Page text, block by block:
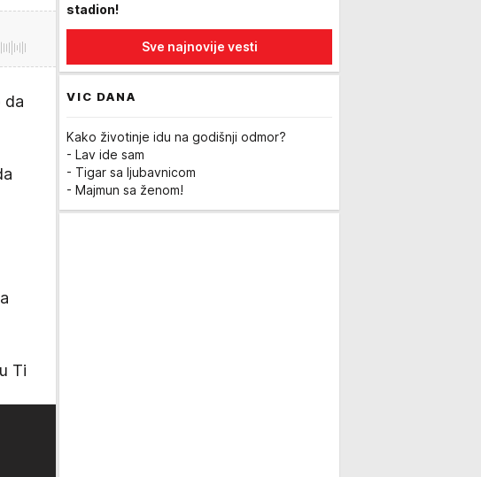
da
Ti
stadion!
Sve najnovije vesti
VIC DANA
Kako životinje idu na godišnji odmor?
- Lav ide sam
- Tigar sa ljubavnicom
- Majmun sa ženom!